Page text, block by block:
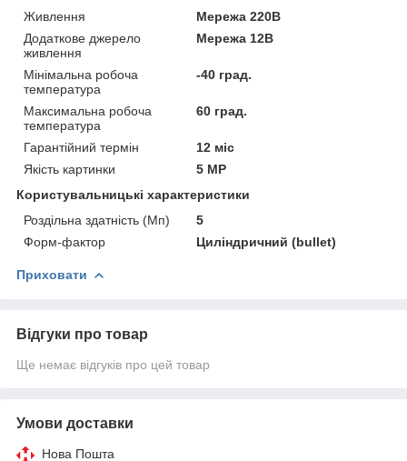
Живлення
Мережа 220В
Додаткове джерело
живлення
Мережа 12В
Мінімальна робоча
температура
-40 град.
Максимальна робоча
температура
60 град.
Гарантійний термін
12 міс
Якість картинки
5 MP
Користувальницькі характеристики
Роздільна здатність (Мп)
5
Форм-фактор
Циліндричний (bullet)
Приховати
Відгуки про товар
Ще немає відгуків про цей товар
Умови доставки
Нова Пошта